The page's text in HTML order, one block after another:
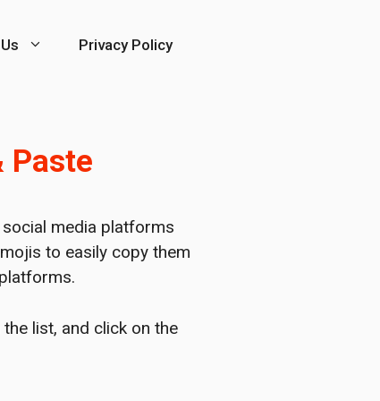
Privacy Policy
Paste
media platforms
to easily copy them
list, and click on the